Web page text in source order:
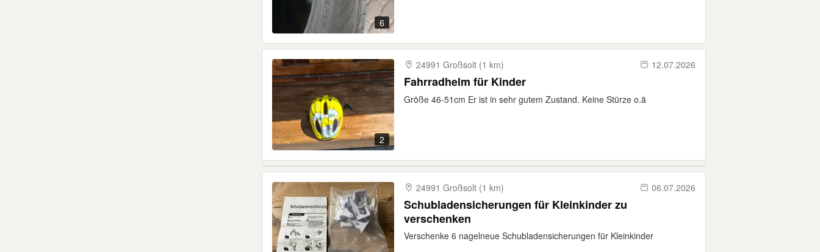
6
2
24991 Großsolt (1 km) 12.07.2026
Fahrradhelm für Kinder
Größe 46-51cm Er ist in sehr gutem Zustand. Keine Stürze o.ä
24991 Großsolt (1 km) 06.07.2026
Schubladensicherungen für Kleinkinder zu
verschenken
Verschenke 6 nagelneue Schubladensicherungen für Kleinkinder